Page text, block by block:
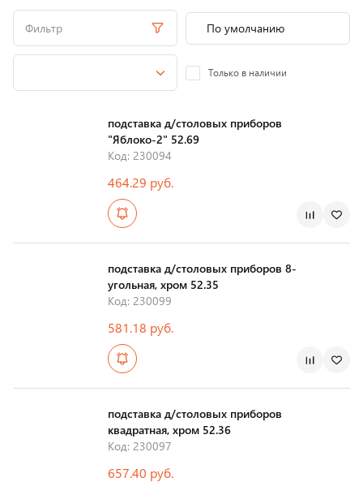
Фильтр
Только в наличии
подставка д/столовых приборов
"Яблоко-2" 52.69
Код: 230094
464.29 руб.
подставка д/столовых приборов 8-
угольная, хром 52.35
Код: 230099
581.18 руб.
подставка д/столовых приборов
квадратная, хром 52.36
Код: 230097
657.40 руб.